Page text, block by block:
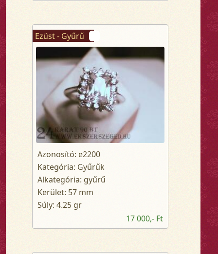
Ezüst - Gyűrű
Azonosító: e2200
Kategória: Gyűrűk
Alkategória: gyűrű
Kerület: 57 mm
Súly: 4.25 gr
17 000,- Ft